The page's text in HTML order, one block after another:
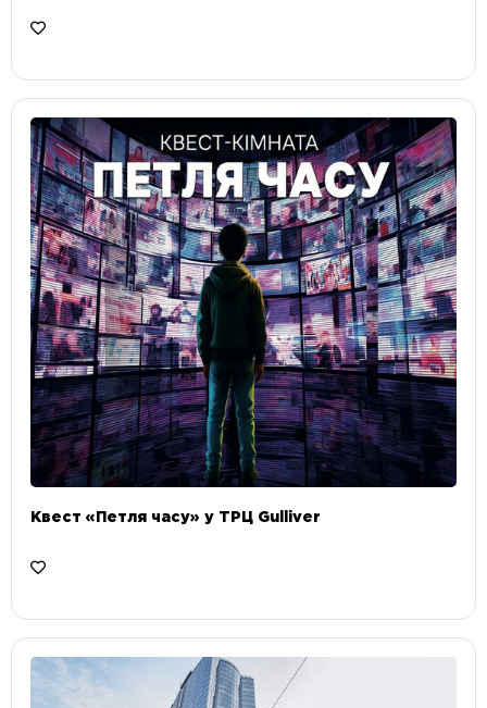
Квест «Петля часу» у ТРЦ Gulliver